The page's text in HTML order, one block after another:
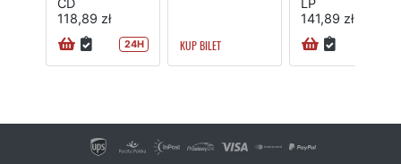
CD
118,89 zł
24H KUP BILET
LP
141,89 zł